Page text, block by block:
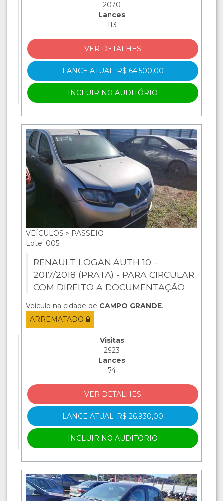
2070
Lances
113
VER DETALHES
LANCE ATUAL: R$ 64.500,00
INCLUIR NO AUDITÓRIO
VEÍCULOS » PASSEIO
Lote: 005
RENAULT LOGAN AUTH 10 -
2017/2018 (PRATA) - PARA CIRCULAR
COM DIREITO A DOCUMENTAÇÃO
Veículo na cidade de CAMPO GRANDE.
ARREMATADO
Visitas
2923
Lances
74
VER DETALHES
LANCE ATUAL: R$ 26.930,00
INCLUIR NO AUDITÓRIO